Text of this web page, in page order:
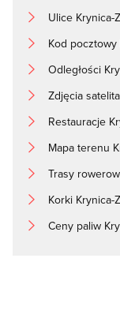
Ulice Krynica-
Kod
Odległości
Zdjęcia
Restauracje
Mapa terenu
Trasy
Korki Krynica-
Ceny paliw